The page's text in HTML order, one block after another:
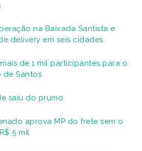
na Baixada Santista e
delivery em seis cidades
de 1 mil participantes para o
de Santos
saiu do prumo
aprova MP do frete sem o
5 mil